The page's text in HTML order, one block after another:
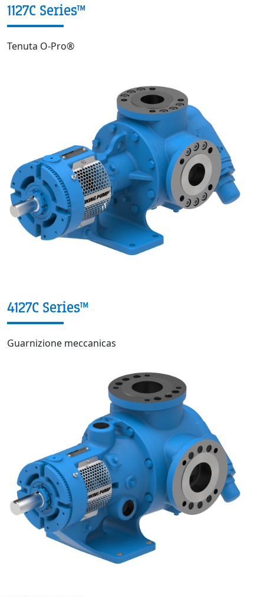
1127C Series™
Tenuta O-Pro®
4127C Series™
Guarnizione meccanicas